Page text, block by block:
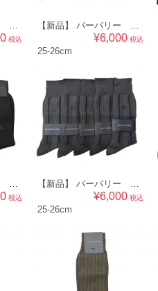
【新品】 バーバリー BURBERRY メンズ 靴下５点セット ソックス 25～26cm（ワンポイント）ブラック系 br07019133
税込
【新品】 バーバリー BURBERRY メンズ 靴下５点セット ソックス 25～26cm（チェック×ワンポイント）グレー系 br07019132
¥6,000 税込
25-26cm
【新品】 バーバリー BURBERRY メンズ 靴下５点セット ソックス 25～26cm（ワンポイント）ダークグレー系 br07019122
税込
【新品】 バーバリー BURBERRY メンズ 靴下５点セット ソックス 25～26cm（リブ×ワンポイント）グレー系 br07019117
¥6,000 税込
25-26cm